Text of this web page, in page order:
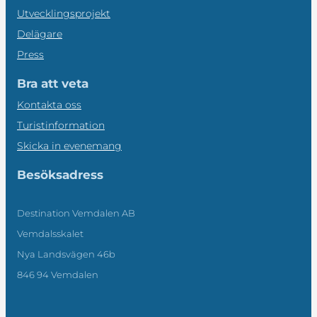
Utvecklingsprojekt
Delägare
Press
Bra att veta
Kontakta oss
Turistinformation
Skicka in evenemang
Besöksadress
Destination Vemdalen AB
Vemdalsskalet
Nya Landsvägen 46b
846 94 Vemdalen